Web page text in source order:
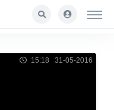
15:18 31-05-2016